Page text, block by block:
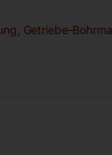
Getriebe-